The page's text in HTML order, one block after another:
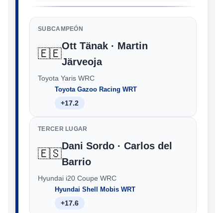
SUBCAMPEÓN
🇪🇪
Ott Tänak · Martin
Järveoja
Toyota Yaris WRC
Toyota Gazoo Racing WRT
+17.2
TERCER LUGAR
🇪🇸
Dani Sordo · Carlos del
Barrio
Hyundai i20 Coupe WRC
Hyundai Shell Mobis WRT
+17.6